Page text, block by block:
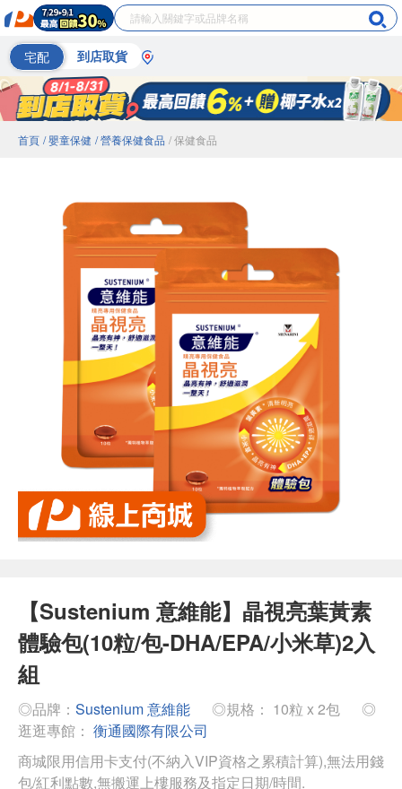
宅配 到店取貨
首頁 / 嬰童保健 / 營養保健食品 / 保健食品
【Sustenium 意維能】晶視亮葉黃素
體驗包(10粒/包-DHA/EPA/小米草)2入
組
◎品牌： Sustenium 意維能 ◎規格： 10粒 x 2包
◎
逛逛專館： 衡通國際有限公司
商城限用信用卡支付(不納入VIP資格之累積計算),無法用錢
包/紅利點數,無搬運上樓服務及指定日期/時間.